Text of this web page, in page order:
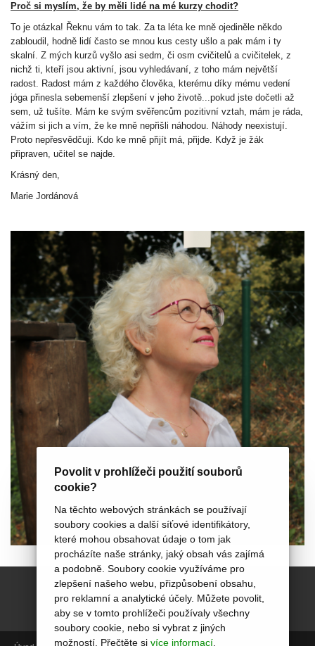
Povolit v prohlížeči použití souborů
cookie?
Na těchto webových stránkách se používají
soubory cookies a další síťové identifikátory,
které mohou obsahovat údaje o tom jak
procházíte naše stránky, jaký obsah vás zajímá
a podobně. Soubory cookie využíváme pro
zlepšení našeho webu, přizpůsobení obsahu,
pro reklamní a analytické účely. Můžete povolit,
aby se v tomto prohlížeči používaly všechny
soubory cookie, nebo si vybrat z jiných
možností. Přečtěte sivíce informací
Proč si myslím, že by měli lidé na mé kurzy chodit?
To je otázka! Řeknu vám to tak. Za ta léta ke mně ojediněle někdo
zabloudil, hodně lidí často se mnou kus cesty ušlo a pak mám i ty
skalní. Z mých kurzů vyšlo asi sedm, či osm cvičitelů a cvičitelek, z
nichž ti, kteří jsou aktivní, jsou vyhledávaní, z toho mám největší
radost. Radost mám z každého člověka, kterému díky mému vedení
jóga přinesla sebemenší zlepšení v jeho životě...pokud jste dočetli až
sem, už tušíte. Mám ke svým svěřencům pozitivní vztah, mám je ráda,
vážím si jich a vím, že ke mně nepřišli náhodou. Náhody neexistují.
Proto nepřesvědčuji. Kdo ke mně přijít má, přijde. Když je žák
připraven, učitel se najde.
Krásný den,
Marie Jordánová